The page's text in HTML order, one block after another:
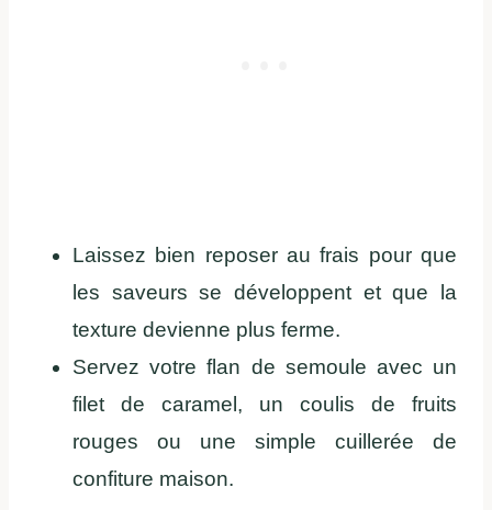
Laissez bien reposer au frais pour que
les saveurs se développent et que la
texture devienne plus ferme.
Servez votre flan de semoule avec un
filet de caramel, un coulis de fruits
rouges ou une simple cuillerée de
confiture maison.